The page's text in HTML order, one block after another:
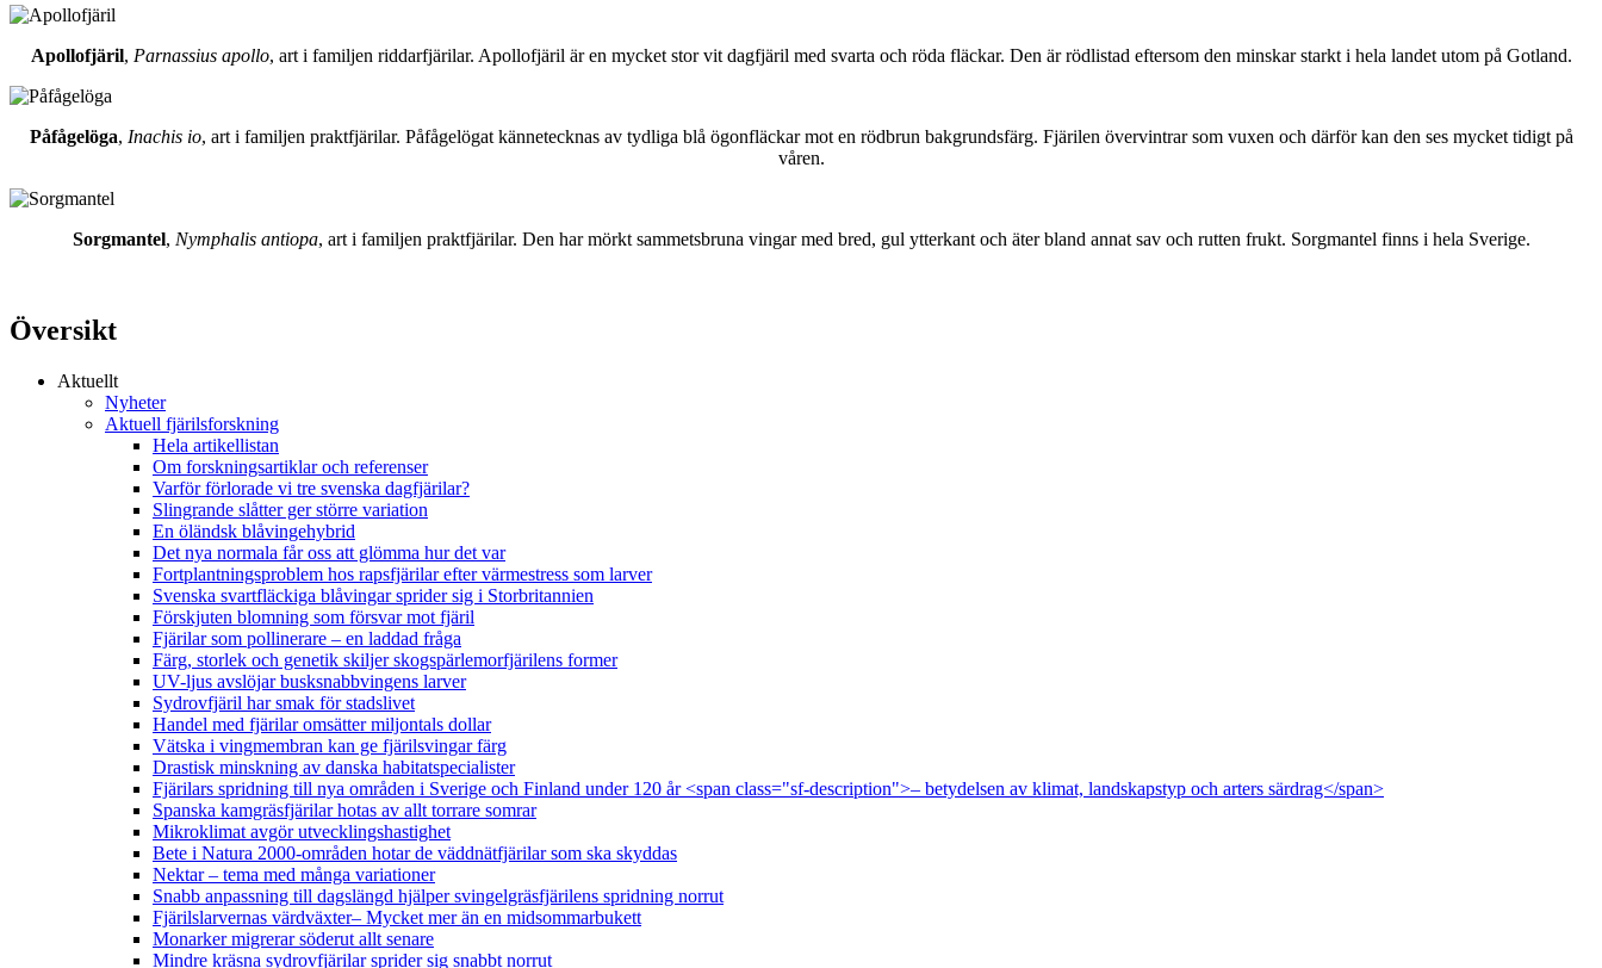
Apollofjäril, Parnassius apollo, art i familjen riddarfjärilar. Apollofjäril är en mycket stor vit dagfjäril med svarta och röda fläckar. Den är rödlistad eftersom den minskar starkt i hela landet utom på Gotland.
Påfågelöga, Inachis io, art i familjen praktfjärilar. Påfågelögat kännetecknas av tydliga blå ögonfläckar mot en rödbrun bakgrundsfärg. Fjärilen övervintrar som vuxen och därför kan den ses mycket tidigt på
våren.
Sorgmantel, Nymphalis antiopa, art i familjen praktfjärilar. Den har mörkt sammetsbruna vingar med bred, gul ytterkant och äter bland annat sav och rutten frukt. Sorgmantel finns i hela Sverige.
Översikt
Aktuellt
Nyheter
Aktuell fjärilsforskning
Hela artikellistan
Om forskningsartiklar och referenser
Varför förlorade vi tre svenska dagfjärilar?
Slingrande slåtter ger större variation
En öländsk blåvingehybrid
Det nya normala får oss att glömma hur det var
Fortplantningsproblem hos rapsfjärilar efter värmestress som larver
Svenska svartfläckiga blåvingar sprider sig i Storbritannien
Förskjuten blomning som försvar mot fjäril
Fjärilar som pollinerare – en laddad fråga
Färg, storlek och genetik skiljer skogspärlemorfjärilens former
UV-ljus avslöjar busksnabbvingens larver
Sydrovfjäril har smak för stadslivet
Handel med fjärilar omsätter miljontals dollar
Vätska i vingmembran kan ge fjärilsvingar färg
Drastisk minskning av danska habitatspecialister
Fjärilars spridning till nya områden i Sverige och Finland under 120 år <span class="sf-description">– betydelsen av klimat, landskapstyp och arters särdrag</span>
Spanska kamgräsfjärilar hotas av allt torrare somrar
Mikroklimat avgör utvecklingshastighet
Bete i Natura 2000-områden hotar de väddnätfjärilar som ska skyddas
Nektar – tema med många variationer
Snabb anpassning till dagslängd hjälper svingelgräsfjärilens spridning norrut
Fjärilslarvernas värdväxter– Mycket mer än en midsommarbukett
Monarker migrerar söderut allt senare
Mindre kräsna sydrovfjärilar sprider sig snabbt norrut